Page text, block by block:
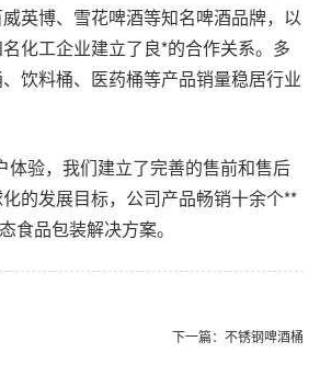
英博、雪花啤酒等知名啤酒品牌，以
化工企业建立了良*的合作关系。多
饮料桶、医药桶等产品销量稳居行业
验，我们建立了完善的售前和售后
的发展目标，公司产品畅销十余个**
食品包装解决方案。
下一篇： 不锈钢啤酒桶